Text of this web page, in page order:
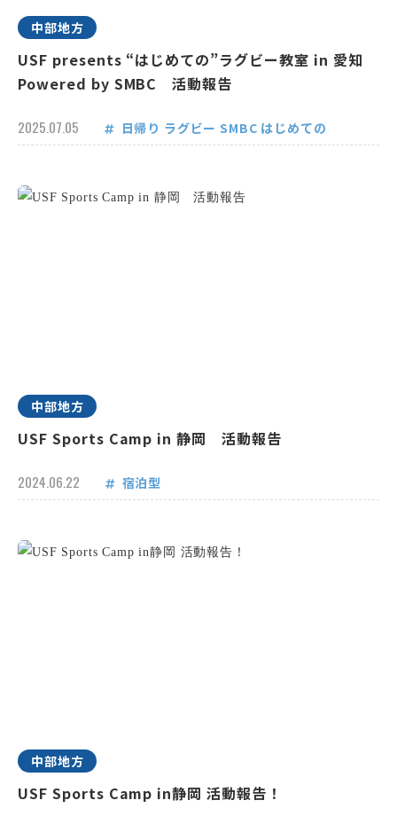
中部地方
USF presents “はじめての”ラグビー教室 in 愛知
Powered by SMBC 活動報告
2025.07.05 日帰り ラグビー SMBC はじめての
中部地方
USF Sports Camp in 静岡 活動報告
2024.06.22 宿泊型
中部地方
USF Sports Camp in静岡 活動報告！